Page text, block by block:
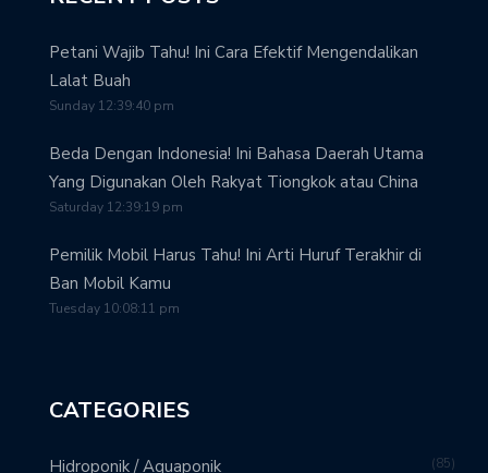
Petani Wajib Tahu! Ini Cara Efektif Mengendalikan
Lalat Buah
Sunday 12:39:40 pm
Beda Dengan Indonesia! Ini Bahasa Daerah Utama
Yang Digunakan Oleh Rakyat Tiongkok atau China
Saturday 12:39:19 pm
Pemilik Mobil Harus Tahu! Ini Arti Huruf Terakhir di
Ban Mobil Kamu
Tuesday 10:08:11 pm
CATEGORIES
Hidroponik / Aquaponik 85